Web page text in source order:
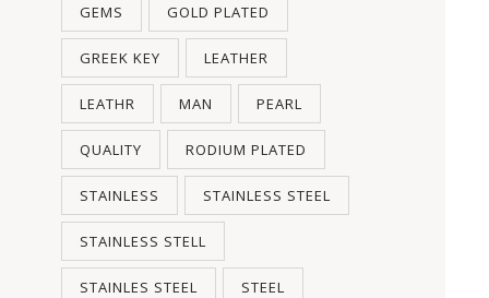
GEMS GOLD PLATED
GREEK KEY LEATHER
LEATHR MAN PEARL
QUALITY RODIUM PLATED
STAINLESS STAINLESS STEEL
STAINLESS STELL
STAINLES STEEL STEEL